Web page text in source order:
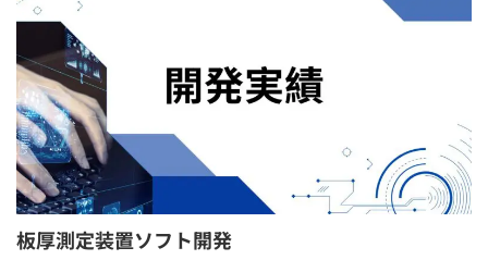
板厚測定装置ソフト開発